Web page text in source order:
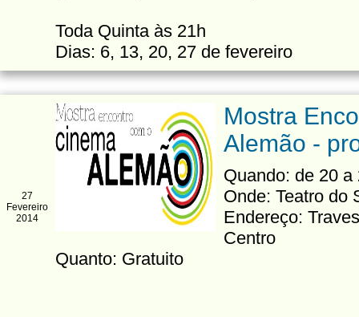
Toda Quinta às 21h
Dias: 6, 13, 20, 27 de fevereiro
27
Fevereiro
2014
Mostra
Alemão -
Quando: de 20
Onde: Teatro do
Endereço:
Centro
Quanto: Gratuito